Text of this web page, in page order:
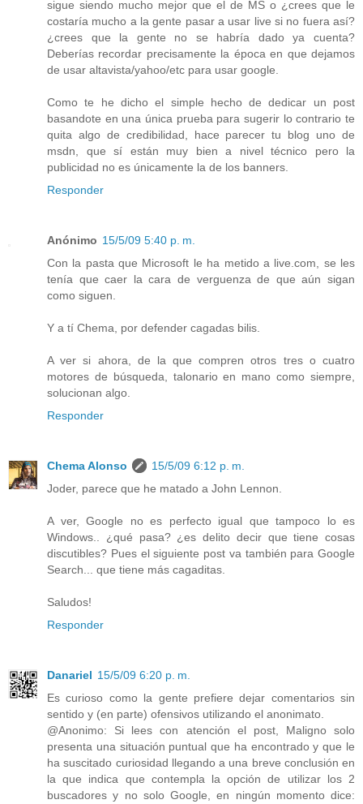
sigue siendo mucho mejor que el de MS o ¿crees que le
costaría mucho a la gente pasar a usar live si no fuera así?
¿crees que la gente no se habría dado ya cuenta?
Deberías recordar precisamente la época en que dejamos
de usar altavista/yahoo/etc para usar google.
Como te he dicho el simple hecho de dedicar un post
basandote en una única prueba para sugerir lo contrario te
quita algo de credibilidad, hace parecer tu blog uno de
msdn, que sí están muy bien a nivel técnico pero la
publicidad no es únicamente la de los banners.
Responder
Anónimo 15/5/09 5:40 p. m.
Con la pasta que Microsoft le ha metido a live.com, se les
tenía que caer la cara de verguenza de que aún sigan
como siguen.
Y a tí Chema, por defender cagadas bilis.
A ver si ahora, de la que compren otros tres o cuatro
motores de búsqueda, talonario en mano como siempre,
solucionan algo.
Responder
Chema Alonso
15/5/09 6:12 p. m.
Joder, parece que he matado a John Lennon.
A ver, Google no es perfecto igual que tampoco lo es
Windows.. ¿qué pasa? ¿es delito decir que tiene cosas
discutibles? Pues el siguiente post va también para Google
Search... que tiene más cagaditas.
Saludos!
Responder
Danariel 15/5/09 6:20 p. m.
Es curioso como la gente prefiere dejar comentarios sin
sentido y (en parte) ofensivos utilizando el anonimato.
@Anonimo: Si lees con atención el post, Maligno solo
presenta una situación puntual que ha encontrado y que le
ha suscitado curiosidad llegando a una breve conclusión en
la que indica que contempla la opción de utilizar los 2
buscadores y no solo Google, en ningún momento dice: